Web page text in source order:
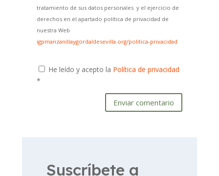
tratamiento de sus datos personales y el ejercicio de
derechos en el apartado política de privacidad de
nuestra Web
igpmanzanillaygordaldesevilla.org/politica-privacidad
He leído y acepto la Política de privacidad
*
Enviar comentario
Suscríbete a